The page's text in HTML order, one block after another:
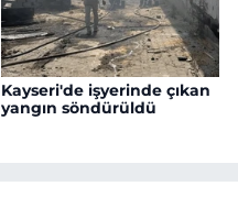
Kayseri'de işyerinde çıkan
yangın söndürüldü